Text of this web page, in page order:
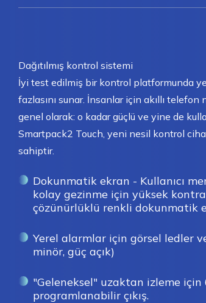
Dağıtılmış kontrol sistemi
İyi test edilmiş bir kontrol platformunda
fazlasını sunar. İnsanlar için akıllı
genel olarak: o kadar güçlü ve yine de
Smartpack2 Touch, yeni nesil kontrol
sahiptir.
Dokunmatik ekran - Kullanıcı
kolay gezinme için yüksek
çözünürlüklü renkli dokunmatik
Yerel alarmlar için görsel ledler
minör, güç açık)
"Geleneksel" uzaktan izleme için
programlanabilir çıkış.